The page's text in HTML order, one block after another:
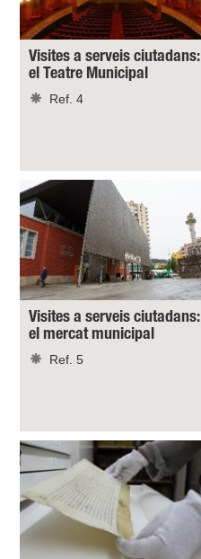
Visites a serveis ciutadans:
el Teatre Municipal
Ref. 4
Visites a serveis ciutadans:
el mercat municipal
Ref. 5